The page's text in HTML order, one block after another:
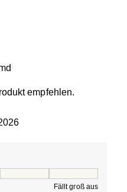
empfehlen.
Fällt groß aus